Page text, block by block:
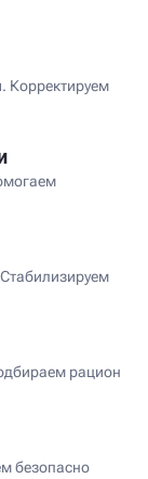
Корректируем
рацион
безопасно